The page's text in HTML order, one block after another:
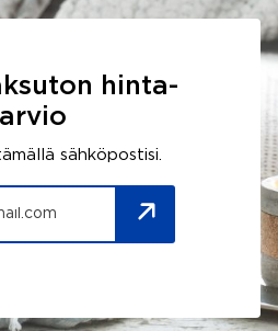
hinta-
arvio
sähköpostisi.